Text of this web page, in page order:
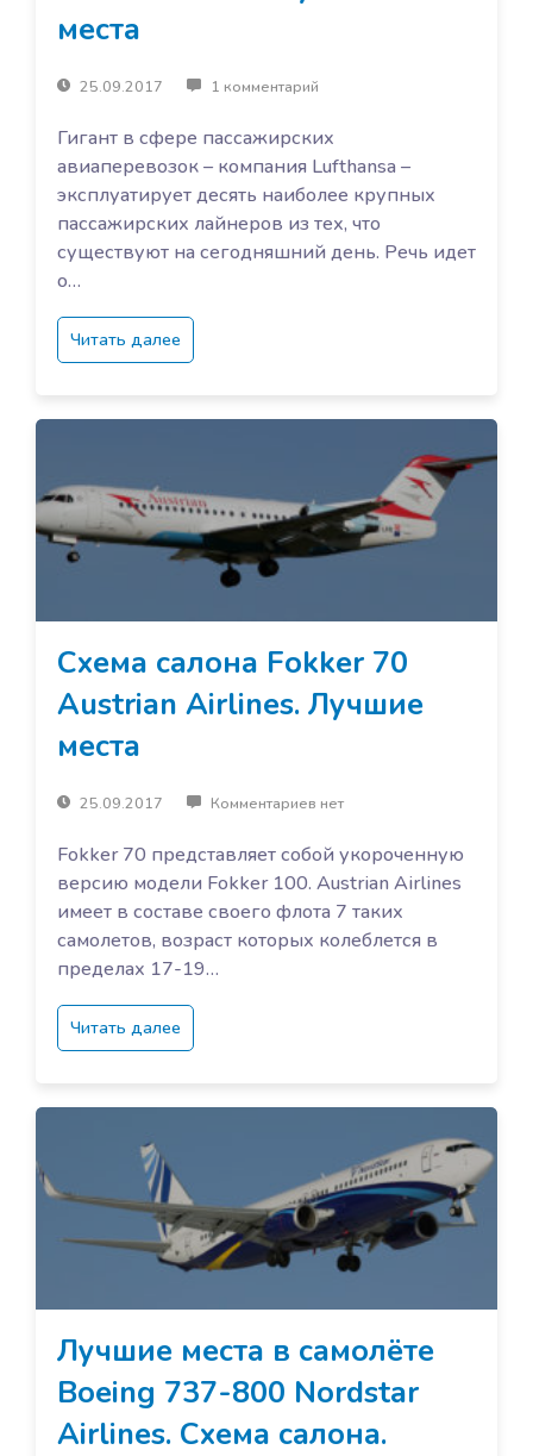
места
25.09.2017 1 комментарий
Гигант в сфере пассажирских
авиаперевозок – компания Lufthansa –
эксплуатирует десять наиболее крупных
пассажирских лайнеров из тех, что
существуют на сегодняшний день. Речь идет
о…
Читать далее
Схема салона Fokker 70
Austrian Airlines. Лучшие
места
25.09.2017 Комментариев нет
Fokker 70 представляет собой укороченную
версию модели Fokker 100. Austrian Airlines
имеет в составе своего флота 7 таких
самолетов, возраст которых колеблется в
пределах 17-19…
Читать далее
Лучшие места в самолёте
Boeing 737-800 Nordstar
Airlines. Схема салона.